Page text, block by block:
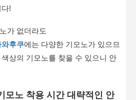
!
가 없더라도
와후쿠에는 다양한 기모노가 있으므
상의 기모노를 찾을 수 있으니 안
모노 착용 시간 대략적인 안